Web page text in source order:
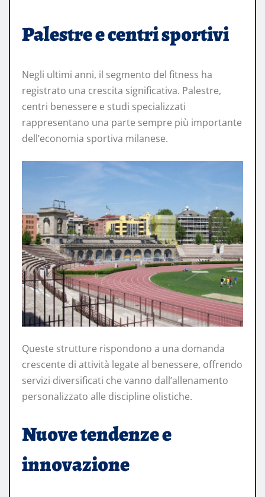
Palestre e centri sportivi
Negli ultimi anni, il segmento del fitness ha
registrato una crescita significativa. Palestre,
centri benessere e studi specializzati
rappresentano una parte sempre più importante
dell’economia sportiva milanese.
Queste strutture rispondono a una domanda
crescente di attività legate al benessere, offrendo
servizi diversificati che vanno dall’allenamento
personalizzato alle discipline olistiche.
Nuove tendenze e
innovazione